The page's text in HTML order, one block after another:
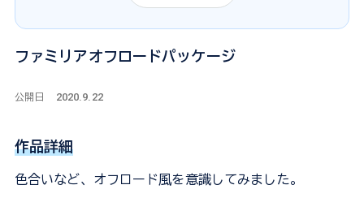
ファミリアオフロードパッケージ
公開日 2020.9.22
作品詳細
色合いなど、オフロード風を意識してみました。